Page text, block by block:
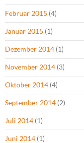
Februar 2015 (4)
Januar 2015 (1)
Dezember 2014 (1)
November 2014 (3)
Oktober 2014 (4)
September 2014 (2)
Juli 2014 (1)
Juni 2014 (1)